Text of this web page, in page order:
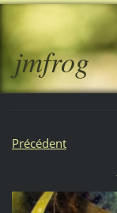
jmfrog
Précédent